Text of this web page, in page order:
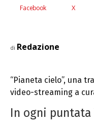
Facebook X
di Redazione
“Pianeta cielo”, una
video-streaming a
In ogni puntata